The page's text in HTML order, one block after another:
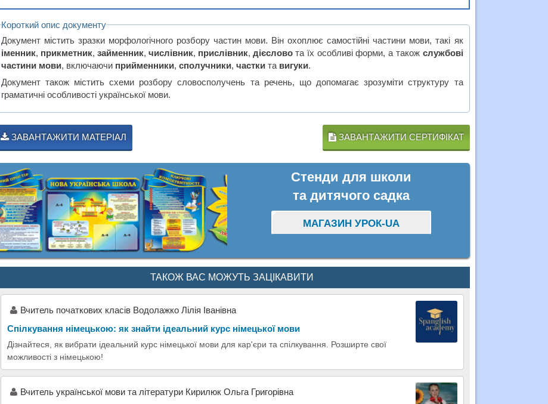
Короткий опис документу
Документ містить зразки морфологічного розбору частин мови. Він охоплює самостійні частини мови, такі як
іменник, прикметник, займенник, числівник, прислівник, дієсловота їх особливі форми, а також службові
частини мови, включаючи прийменники, сполучники, часткита вигуки.
Документ також містить схеми розбору словосполучень та речень, що допомагає зрозуміти структуру та
граматичні особливості української мови.
ЗАВАНТАЖИТИ МАТЕРІАЛ ЗАВАНТАЖИТИ СЕРТИФІКАТ
Стенди для школи
та дитячого садка
МАГАЗИН УРОК-UA
ТАКОЖ ВАС МОЖУТЬ ЗАЦІКАВИТИ
Вчитель початкових класів Водолажко Лілія Іванівна
Спілкування німецькою: як знайти ідеальний курс німецької мови
Дізнайтеся, як вибрати ідеальний курс німецької мови для кар'єри та спілкування. Розширте свої
можливості з німецькою!
Вчитель української мови та літератури Кирилюк Ольга Григорівна